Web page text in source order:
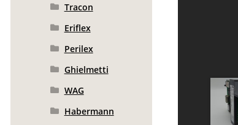
Tracon
Eriflex
Perilex
Ghielmetti
WAG
Habermann